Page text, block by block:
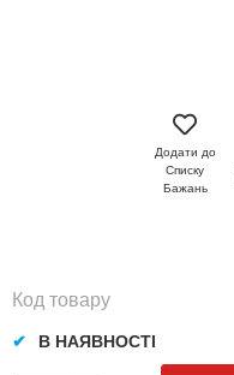
Додати до
Списку
Бажань
В НАЯВНОСТІ
Код товару